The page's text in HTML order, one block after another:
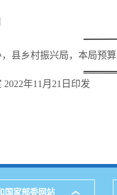
县乡村振兴局，本局预
年11月21日印发
国家部委网站